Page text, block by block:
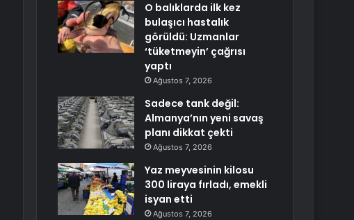
O balıklarda ilk kez
bulaşıcı hastalık
görüldü: Uzmanlar
‘tüketmeyin’ çağrısı
yaptı
Ağustos 7, 2026
Sadece tank değil:
Almanya’nın yeni savaş
planı dikkat çekti
Ağustos 7, 2026
Yaz meyvesinin kilosu
300 liraya fırladı, emekli
isyan etti
Ağustos 7, 2026